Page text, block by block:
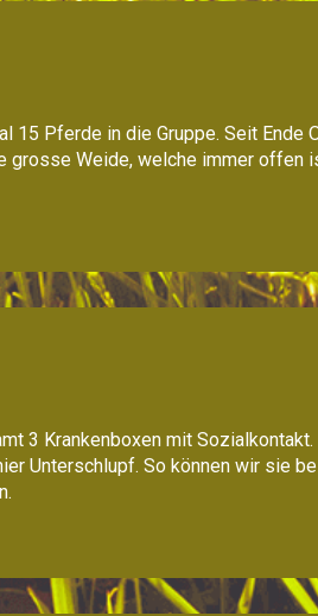
15 Pferde in die Gruppe. Seit Ende
grosse Weide, welche immer offen
3 Krankenboxen mit
Unterschlupf. So können wir sie